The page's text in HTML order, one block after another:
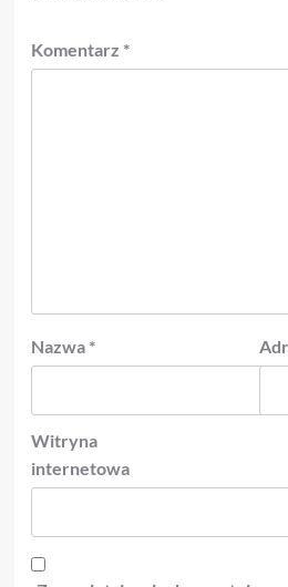
Komentarz *
Nazwa *
Witryna
internetowa